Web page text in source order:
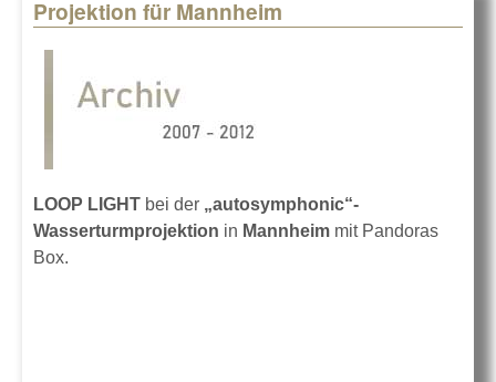
Projektion für Mannheim
LOOP LIGHT bei der „autosymphonic“-
Wasserturmprojektion in Mannheim mit Pandoras
Box.